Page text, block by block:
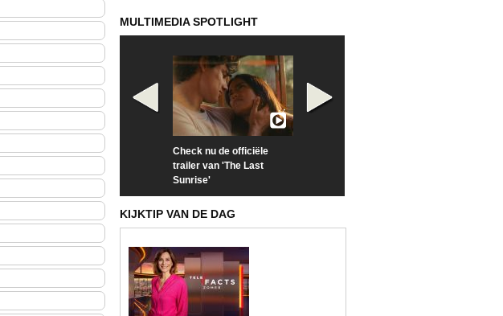
MULTIMEDIA SPOTLIGHT
Check nu de officiële
trailer van 'The Last
Sunrise'
KIJKTIP VAN DE DAG